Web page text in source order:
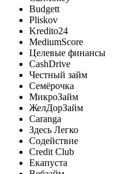
Budgett
Pliskov
Kredito24
MediumScore
Целевые финансы
CashDrive
Честный займ
Семёрочка
МикроЗайм
ЖелДорЗайм
Caranga
Здесь Легко
Содействие
Credit Club
Екапуста